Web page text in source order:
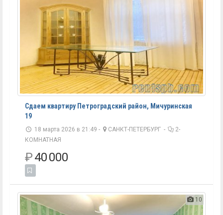
Сдаем квартиру Петроградский район, Мичуринская
19
18 марта 2026 в 21:49 - САНКТ-ПЕТЕРБУРГ -
2-
КОМНАТНАЯ
₽40 000
10